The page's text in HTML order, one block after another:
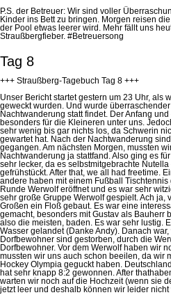
P.S. der Betreuer: Wir sind voller
Kinder ins Bett zu bringen. Morgen reisen
der Pool etwas leerer wird. Mehr fällt uns
Straußbergfieber. #Betreuersong
Tag 8
+++ Straußberg-Tagebuch Tag 8 +++
Unser Bericht startet gestern um 23 Uhr, als
geweckt wurden. Und wurde
Nachtwanderung statt findet. Der Anfang
besonders für die Kleineren unter uns.
sehr wenig bis gar nichts los, da Schwerin
gewartet hat. Nach der Nachtwanderung
gegangen. Am nächsten Morgen, mussten
Nachtwanderung ja stattfand. Also ging es
sehr lecker, da es selbstmitgebrachte
gefrühstückt. After that, we all had freetime.
andere haben mit einem Fußball
Runde Werwolf eröffnet und es war sehr
sehr große Gruppe Werwolf gespielt. Ach ja,
Großen ein Floß gebaut. Es war eine
gemacht, besonders mit Gustav als Bauherr
also die meisten, baden. Es war sehr lustig.
Wasser gelandet (Danke Andy). Danach
Dorfbewohner sind gestorben, durch die
Dorfbewohner. Vor dem Werwolf haben wir
mussten wir uns auch schon beeilen, da wir
Hockey Olympia geguckt haben.
hat sehr knapp 8:2 gewonnen. After that
warten wir noch auf die Hochzeit (wenn sie
jetzt leer und deshalb können wir leider